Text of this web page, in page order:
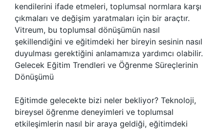
kendilerini ifade etmeleri, toplumsal normlara karşı
çıkmaları ve değişim yaratmaları için bir araçtır.
Vitreum, bu toplumsal dönüşümün nasıl
şekillendiğini ve eğitimdeki her bireyin sesinin nasıl
duyulması gerektiğini anlamamıza yardımcı olabilir.
Gelecek Eğitim Trendleri ve Öğrenme Süreçlerinin
Dönüşümü
Eğitimde gelecekte bizi neler bekliyor? Teknoloji,
bireysel öğrenme deneyimleri ve toplumsal
etkileşimlerin nasıl bir araya geldiği, eğitimdeki